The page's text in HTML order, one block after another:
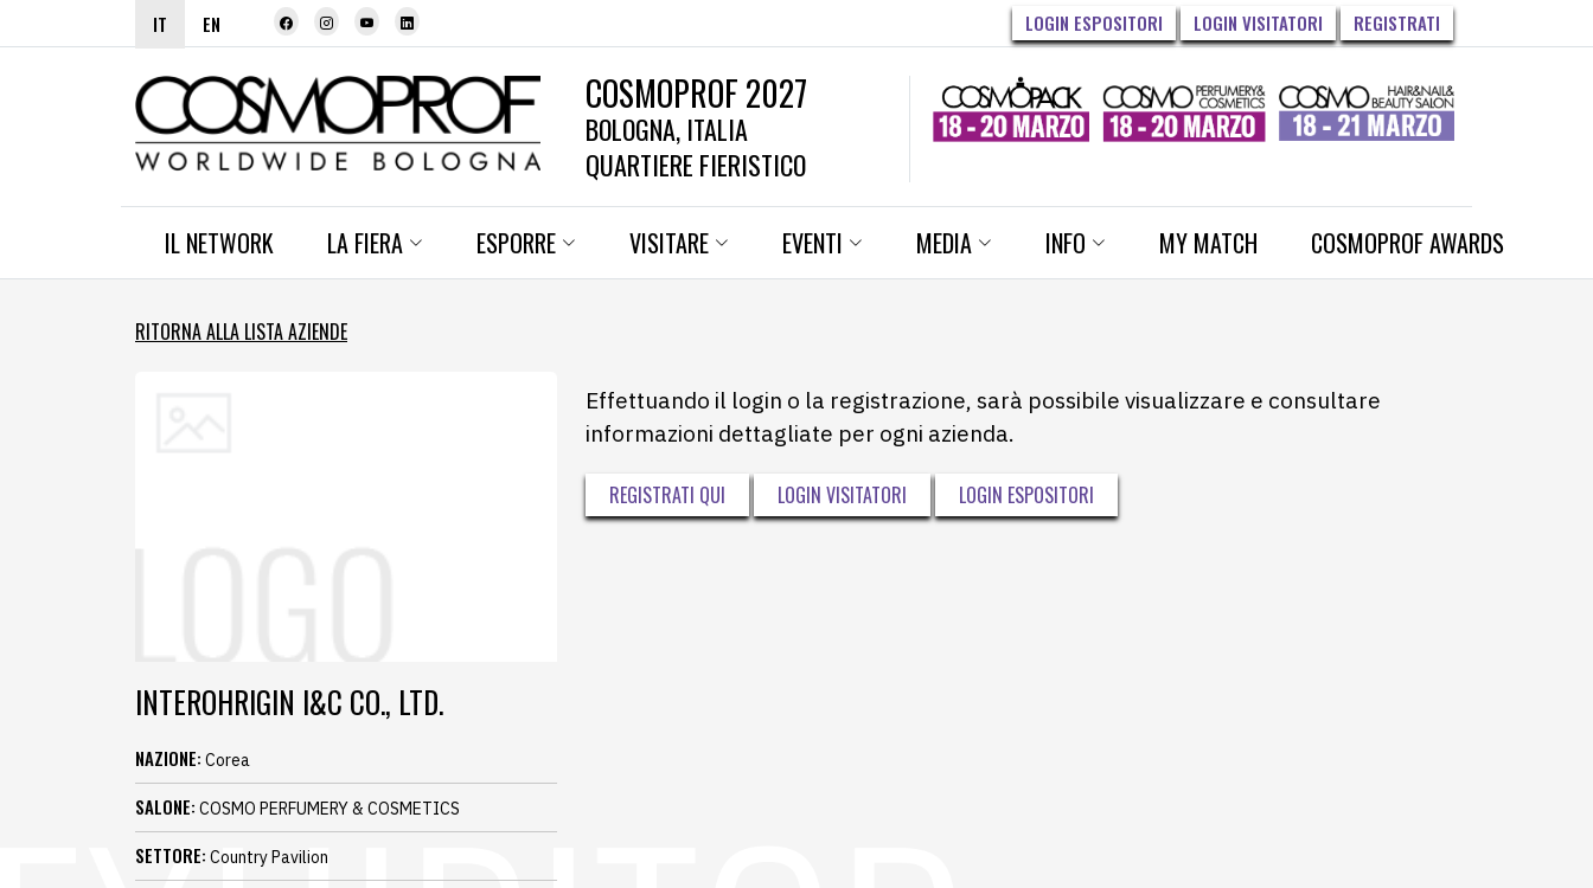
IT EN LOGIN ESPOSITORI LOGIN VISITATORI REGISTRATI
COSMOPROF 2027
BOLOGNA, ITALIA
QUARTIERE FIERISTICO
IL NETWORK LA FIERA ESPORRE VISITARE EVENTI MEDIA INFO MY MATCH COSMOPROF AWARDS
RITORNA ALLA LISTA AZIENDE
INTEROHRIGIN I&C CO., LTD.
NAZIONE: Corea
SALONE: COSMO PERFUMERY & COSMETICS
SETTORE: Country Pavilion
Effettuando il login o la registrazione, sarà possibile visualizzare e consultare
informazioni dettagliate per ogni azienda.
REGISTRATI QUI LOGIN VISITATORI LOGIN ESPOSITORI